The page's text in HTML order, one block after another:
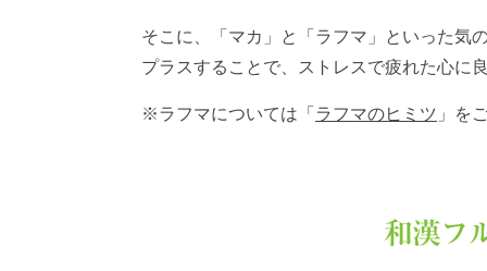
そこに、「マカ」と「ラフマ」といった気
プラスすることで、ストレスで疲れた心に
※ラフマについては「 ラフマのヒミツ 」を
和漢フ